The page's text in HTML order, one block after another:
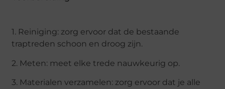
1. Reiniging: zorg ervoor dat de bestaande
traptreden schoon en droog zijn.
2. Meten: meet elke trede nauwkeurig op.
3. Materialen verzamelen: zorg ervoor dat je alle